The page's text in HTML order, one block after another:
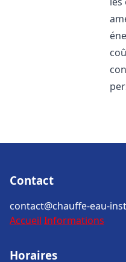
Contact
contact@chauffe-eau-
Accueil Informations
Horaires